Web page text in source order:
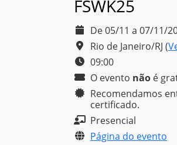
FSWK25
De 05/11 a 07/11/
Rio de Janeiro/RJ (
09:00
O evento não é
Recomendamos
certificado.
Presencial
Página do evento